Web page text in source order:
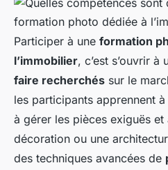
Participer à une formation
l’immobilier, c’est s’ouvrir à
faire recherchés sur le
les participants apprennent
à gérer les pièces exiguës et
décoration ou une
des techniques avancées de